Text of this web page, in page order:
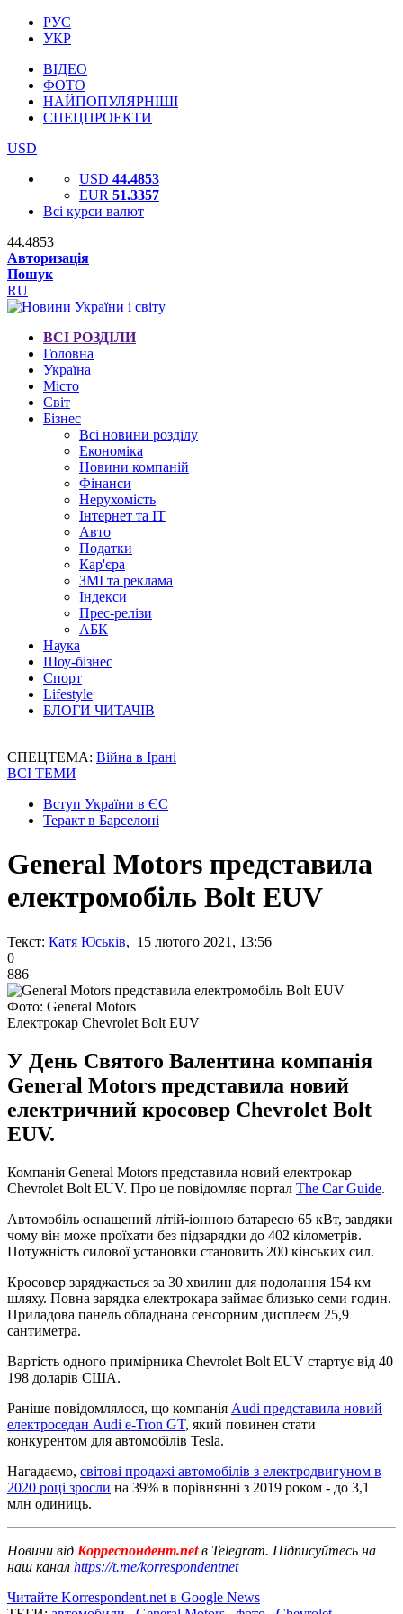
РУС
УКР
ВІДЕО
ФОТО
НАЙПОПУЛЯРНІШІ
СПЕЦПРОЕКТИ
USD
USD 44.4853
EUR 51.3357
Всі курси валют
44.4853
Авторизація
Пошук
RU
ВСІ РОЗДІЛИ
Головна
Україна
Місто
Світ
Бізнес
Всі новини розділу
Економіка
Новини компаній
Фінанси
Нерухомість
Інтернет та IT
Авто
Податки
Кар'єра
ЗМІ та реклама
Індекси
Прес-релізи
АБК
Наука
Шоу-бізнес
Спорт
Lifestyle
БЛОГИ ЧИТАЧІВ
СПЕЦТЕМА: Війна в Ірані
ВСІ ТЕМИ
Вступ України в ЄС
Теракт в Барселоні
General Motors представила
електромобіль Bolt EUV
Текст: Катя Юськів, 15 лютого 2021, 13:56
0
886
Фото: General Motors
Електрокар Chevrolet Bolt EUV
У День Святого Валентина компанія
General Motors представила новий
електричний кросовер Chevrolet Bolt
EUV.
Компанія General Motors представила новий електрокар
Chevrolet Bolt EUV. Про це повідомляє портал The Car Guide.
Автомобіль оснащений літій-іонною батареєю 65 кВт, завдяки
чому він може проїхати без підзарядки до 402 кілометрів.
Потужність силової установки становить 200 кінських сил.
Кросовер заряджається за 30 хвилин для подолання 154 км
шляху. Повна зарядка електрокара займає близько семи годин.
Приладова панель обладнана сенсорним дисплеєм 25,9
сантиметра.
Вартість одного примірника Chevrolet Bolt EUV стартує від 40
198 доларів США.
Раніше повідомлялося, що компанія Audi представила новий
електроседан Audi e-Tron GT, який повинен стати
конкурентом для автомобілів Tesla.
Нагадаємо, світові продажі автомобілів з електродвигуном в
2020 році зросли на 39% в порівнянні з 2019 роком - до 3,1
млн одиниць.
Новини від Корреспондент.netв Telegram. Підписуйтесь на
наш канал https://t.me/korrespondentnet
Читайте Korrespondent.net в Google News